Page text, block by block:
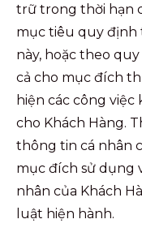
trữ trong thời hạn
mục tiêu quy định
này, hoặc theo
cả cho mục đích
hiện các công
cho Khách Hàng.
thông tin cá nhân
mục đích sử dụng
nhân của Khách
luật hiện hành.